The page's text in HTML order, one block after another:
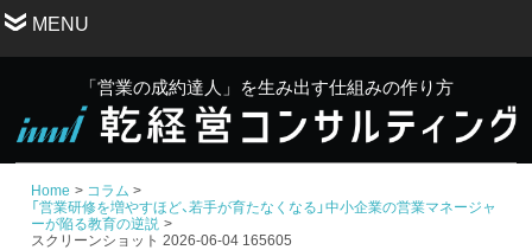
MENU
「営業の成約達人」を生み出す仕組みの作り方
Home
コラム
「営業研修を増やすほど、若手が育たなくなる」中小企業の営業マネージャ
ーが陥る教育の逆説
スクリーンショット 2026-06-04 165605